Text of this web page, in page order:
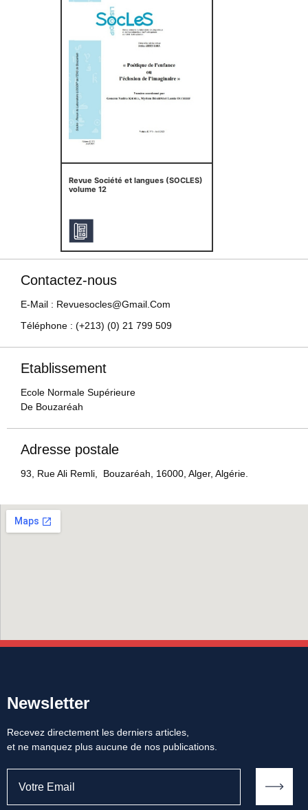
Revue Société et langues (SOCLES)
volume 12
Contactez-nous
E-Mail : Revuesocles@gmail.com
Téléphone : (+213) (0) 21 799 509
Etablissement
Ecole Normale Supérieure
De Bouzaréah
Adresse postale
93, Rue Ali Remli, Bouzaréah, 16000, Alger, Algérie.
Newsletter
Recevez directement les derniers articles,
et ne manquez plus aucune de nos publications.